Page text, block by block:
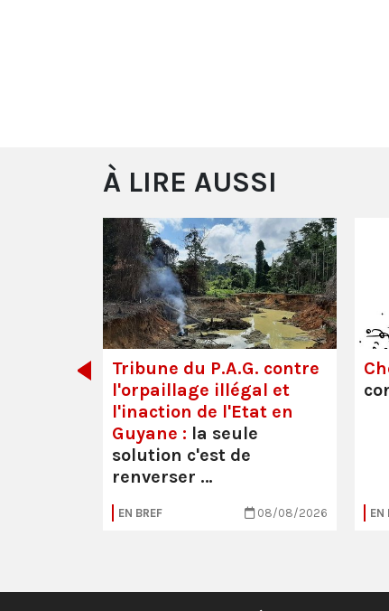
À LIRE AUSSI
Tribune du P.A.G. contre
l'orpaillage illégal et
l'inaction de l'Etat en
Guyane : la seule
solution c'est de
renverser …
EN BREF 08/08/2026 EN